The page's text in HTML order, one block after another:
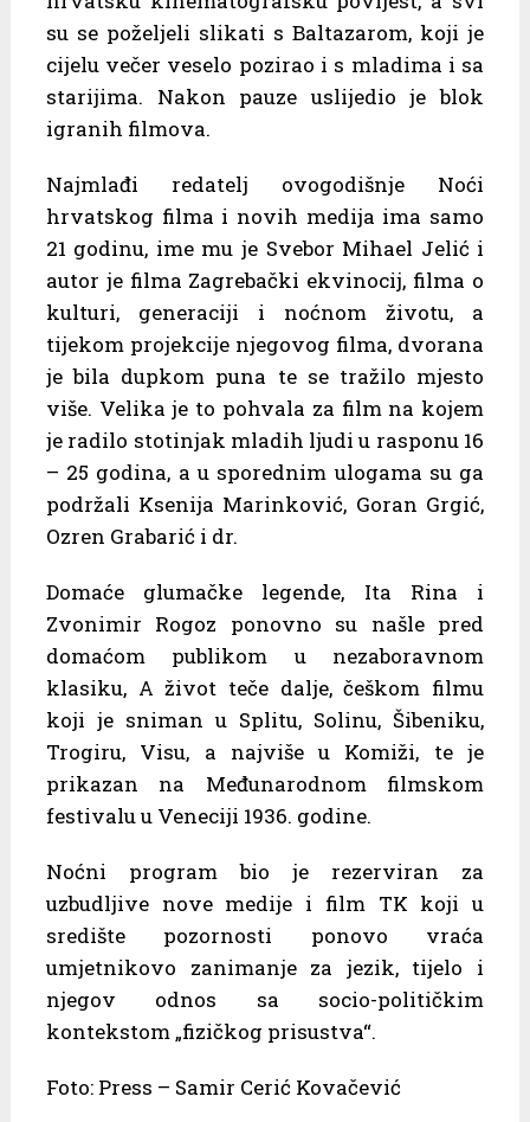
su se poželjeli slikati s Baltazarom, koji je
cijelu večer veselo pozirao i s mladima i sa
starijima. Nakon pauze uslijedio je blok
igranih filmova.
Najmlađi redatelj ovogodišnje Noći
hrvatskog filma i novih medija ima samo
21 godinu, ime mu je Svebor Mihael Jelić i
autor je filma Zagrebački ekvinocij, filma o
kulturi, generaciji i noćnom životu, a
tijekom projekcije njegovog filma, dvorana
je bila dupkom puna te se tražilo mjesto
više. Velika je to pohvala za film na kojem
je radilo stotinjak mladih ljudi u rasponu 16
– 25 godina, a u sporednim ulogama su ga
podržali Ksenija Marinković, Goran Grgić,
Ozren Grabarić i dr.
Domaće glumačke legende, Ita Rina i
Zvonimir Rogoz ponovno su našle pred
domaćom publikom u nezaboravnom
klasiku, A život teče dalje, češkom filmu
koji je sniman u Splitu, Solinu, Šibeniku,
Trogiru, Visu, a najviše u Komiži, te je
prikazan na Međunarodnom filmskom
festivalu u Veneciji 1936. godine.
Noćni program bio je rezerviran za
uzbudljive nove medije i film TK koji u
središte pozornosti ponovo vraća
umjetnikovo zanimanje za jezik, tijelo i
njegov odnos sa socio-političkim
kontekstom „fizičkog prisustva“.
Foto: Press – Samir Cerić Kovačević